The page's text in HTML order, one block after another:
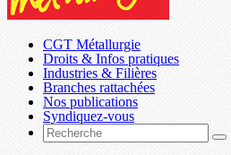
CGT Métallurgie
Droits & Infos pratiques
Industries & Filières
Branches rattachées
Nos publications
Syndiquez-vous